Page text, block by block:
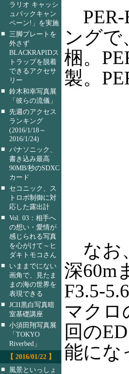
ラリオ キャッシ
ュバックキャン
ペーン!」を実施
■ 三脚プレートを
外さず
BLACKRAPIDス
トラップを脱着
できるアクセサ
リー
■ 鈴木和幸写真展
「彼らの流儀」
■ 先週のアクセス
ランキング
(2016/1/18～
2016/1/24)
■ パナソニック、
書き込み最高
90MB/秒のSDXC
カード
■
セコニック、ス
トロボ制御に対
応した露出計
■ Vol. 03：相手へ
の想い・愛情が
感じられる写真
を心がけて～ヒ
ダキトモコさん
■
いままでにない
画角で、見たま
まの海の世界を
表現できる
■ JCII黒白写真暗
室基礎講座
■ 小須田翔写真展
「TOKYO
Riverbed」
【 2016/01/22 】
■
風景といっしょ
PER-
ングで
梱。
製。
なお
深60m
F3.5-
マクロ
回の
能にな